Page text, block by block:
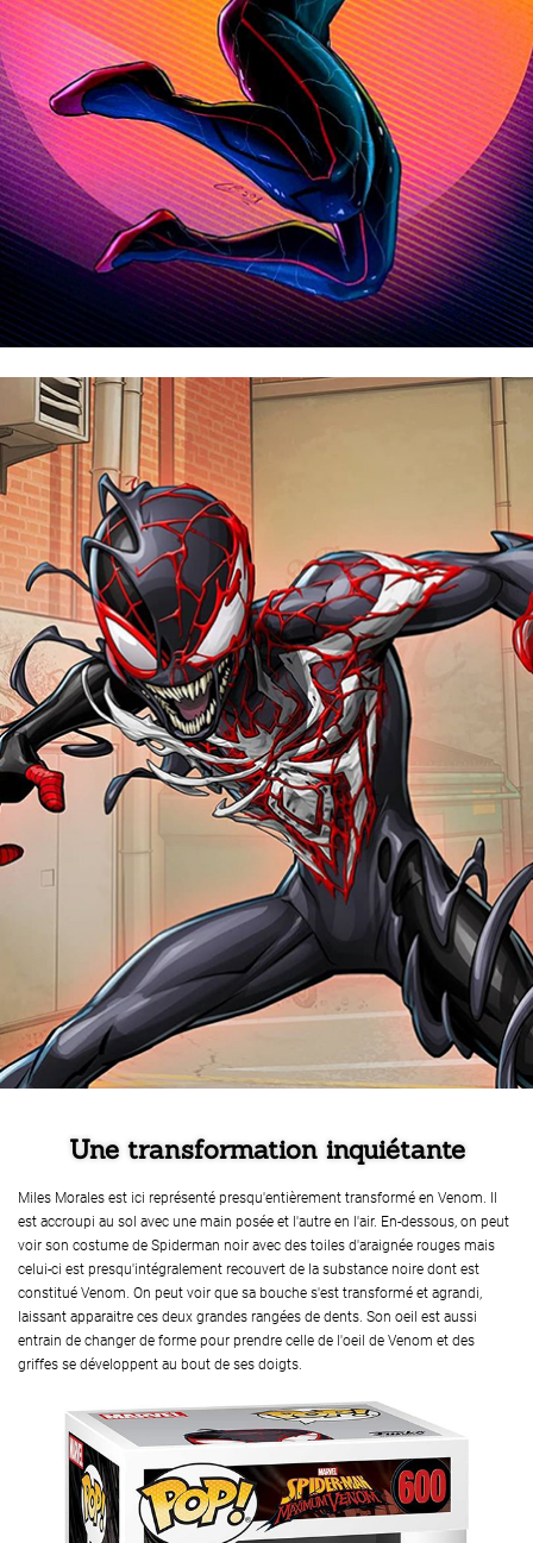
Une transformation inquiétante
Miles Morales est ici représenté presqu'entièrement transformé en Venom. Il
est accroupi au sol avec une main posée et l'autre en l'air. En-dessous, on peut
voir son costume de Spiderman noir avec des toiles d'araignée rouges mais
celui-ci est presqu'intégralement recouvert de la substance noire dont est
constitué Venom. On peut voir que sa bouche s'est transformé et agrandi,
laissant apparaitre ces deux grandes rangées de dents. Son oeil est aussi
entrain de changer de forme pour prendre celle de l'oeil de Venom et des
griffes se développent au bout de ses doigts.